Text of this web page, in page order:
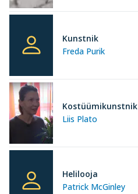
Freda Purik
Kunstnik
Liis Plato
Kostüümikunstnik
Patrick McGinley
Helilooja